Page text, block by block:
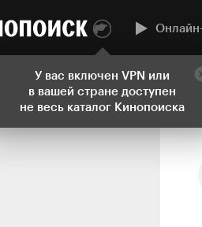
У вас включен VPN или
в вашей стране доступен
не весь каталог Кинопоиска